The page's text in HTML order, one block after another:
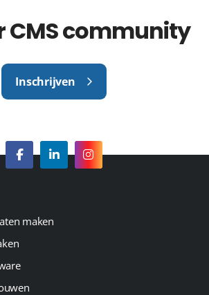
CMS community
Inschrijven
maken